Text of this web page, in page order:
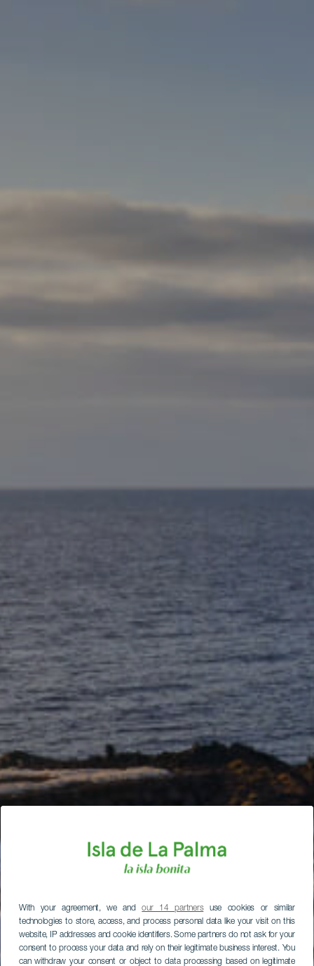
With your agreement, we andour 14 partnersuse cookies or similar
technologies to store, access, and process personal data like your visit on this
website, IP addresses and cookie identifiers. Some partners do not ask for your
consent to process your data and rely on their legitimate business interest. You
can withdraw your consent or object to data processing based on legitimate